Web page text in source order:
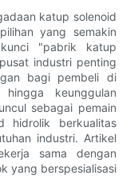
katup solenoid
yang semakin
"pabrik katup
industri penting
bagi pembeli di
keunggulan
sebagai pemain
hidrolik berkualitas
industri. Artikel
sama dengan
yang berspesialisasi